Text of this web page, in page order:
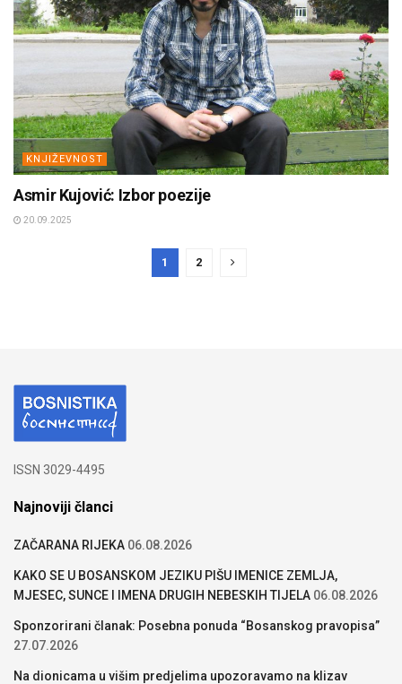
KNJIŽEVNOST
Asmir Kujović: Izbor poezije
20.09.2025
1 2
ISSN 3029-4495
Najnoviji članci
ZAČARANA RIJEKA 06.08.2026
KAKO SE U BOSANSKOM JEZIKU PIŠU IMENICE ZEMLJA,
MJESEC, SUNCE I IMENA DRUGIH NEBESKIH TIJELA 06.08.2026
Sponzorirani članak: Posebna ponuda “Bosanskog pravopisa”
27.07.2026
Na dionicama u višim predjelima upozoravamo na klizav